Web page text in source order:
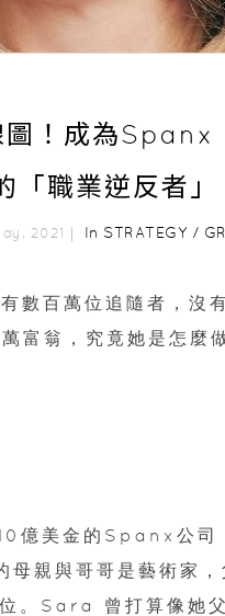
圖！成為
「職業逆反者」
2021｜ In STRATEGY /
百萬位追隨者，沒
富翁，究竟她是怎麼
10億美金的Spanx公
親與哥哥是藝術家
。Sara 曾打算像她